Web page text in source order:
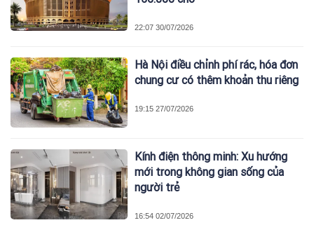
22:07 30/07/2026
Hà Nội điều chỉnh phí rác, hóa đơn
chung cư có thêm khoản thu riêng
19:15 27/07/2026
Kính điện thông minh: Xu hướng
mới trong không gian sống của
người trẻ
16:54 02/07/2026